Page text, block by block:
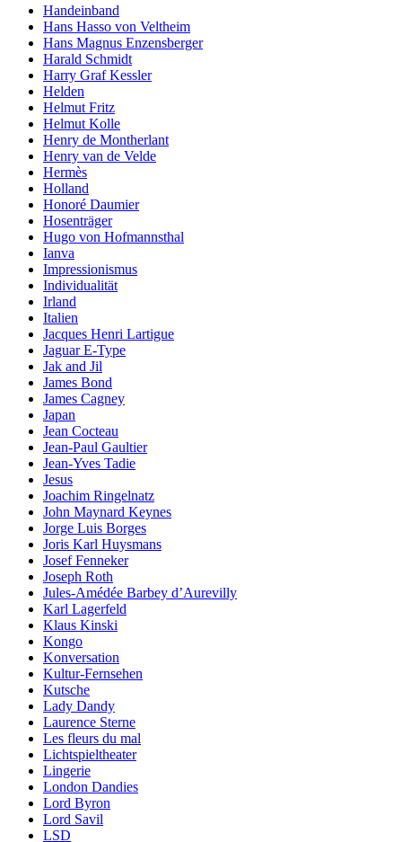
Handeinband
Hans Hasso von Veltheim
Hans Magnus Enzensberger
Harald Schmidt
Harry Graf Kessler
Helden
Helmut Fritz
Helmut Kolle
Henry de Montherlant
Henry van de Velde
Hermès
Holland
Honoré Daumier
Hosenträger
Hugo von Hofmannsthal
Ianva
Impressionismus
Individualität
Irland
Italien
Jacques Henri Lartigue
Jaguar E-Type
Jak and Jil
James Bond
James Cagney
Japan
Jean Cocteau
Jean-Paul Gaultier
Jean-Yves Tadie
Jesus
Joachim Ringelnatz
John Maynard Keynes
Jorge Luis Borges
Joris Karl Huysmans
Josef Fenneker
Joseph Roth
Jules-Amédée Barbey d’Aurevilly
Karl Lagerfeld
Klaus Kinski
Kongo
Konversation
Kultur-Fernsehen
Kutsche
Lady Dandy
Laurence Sterne
Les fleurs du mal
Lichtspieltheater
Lingerie
London Dandies
Lord Byron
Lord Savil
LSD